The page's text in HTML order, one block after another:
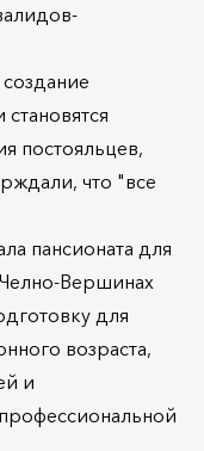
постояльцев,
что "все
пансионата для
Вершинах
для
возраста,
и